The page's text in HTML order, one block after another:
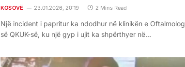
KOSOVË 23.01.2026, 20:19 2 Mins Read
Një incident i papritur ka ndodhur në klinikën e
së QKUK-së, ku një gyp i ujit ka shpërthyer në…